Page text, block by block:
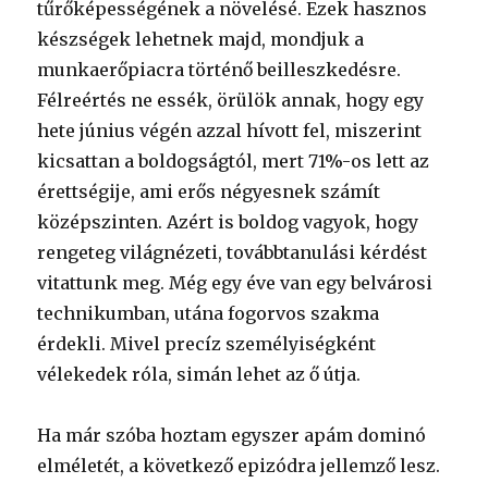
tűrőképességének a növelésé. Ezek hasznos
készségek lehetnek majd, mondjuk a
munkaerőpiacra történő beilleszkedésre.
Félreértés ne essék, örülök annak, hogy egy
hete június végén azzal hívott fel, miszerint
kicsattan a boldogságtól, mert 71%-os lett az
érettségije, ami erős négyesnek számít
középszinten. Azért is boldog vagyok, hogy
rengeteg világnézeti, továbbtanulási kérdést
vitattunk meg. Még egy éve van egy belvárosi
technikumban, utána fogorvos szakma
érdekli. Mivel precíz személyiségként
vélekedek róla, simán lehet az ő útja.
Ha már szóba hoztam egyszer apám dominó
elméletét, a következő epizódra jellemző lesz.